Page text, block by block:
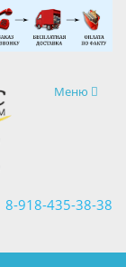
Навигация
Меню
8-918-435-38-38
×